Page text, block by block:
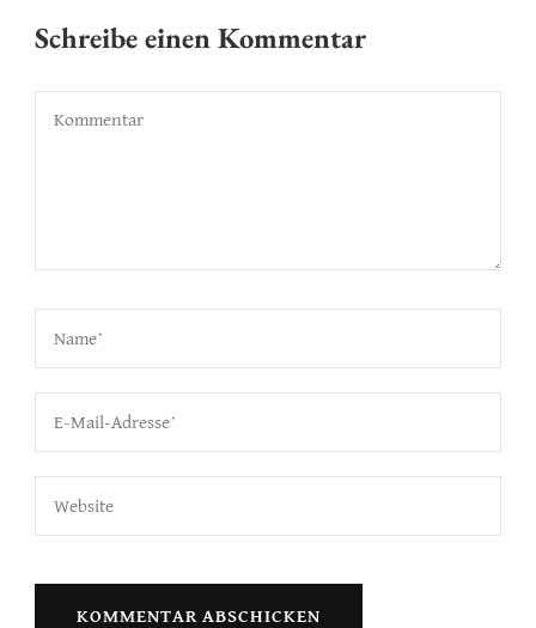
Schreibe einen Kommentar